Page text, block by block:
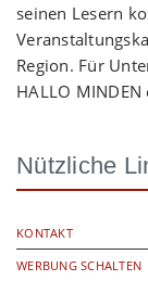
seinen Lesern
Region. Für
HALLO
Nützliche
KONTAKT
WERBUNG SCHALTEN